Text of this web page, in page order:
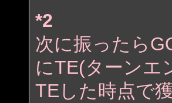
*2
次に振ったら
にTE(ターンエ
TEした時点で